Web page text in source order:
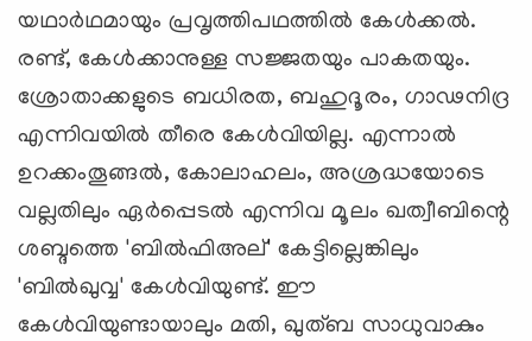
യഥാര്‍ഥമായും പ്രവൃത്തിപഥത്തില്‍ കേള്‍ക്കല്‍.
രണ്ട്, കേള്‍ക്കാനുള്ള സജ്ജതയും പാകതയും.
ശ്രോതാക്കളുടെ ബധിരത, ബഹുദൂരം, ഗാഢനിദ്ര
എന്നിവയില്‍ തീരെ കേള്‍വിയില്ല. എന്നാല്‍
ഉറക്കംതൂങ്ങല്‍, കോലാഹലം, അശ്രദ്ധയോടെ
വല്ലതിലും ഏര്‍പ്പെടല്‍ എന്നിവ മൂലം ഖത്വീബിന്റെ
ശബ്ദത്തെ 'ബില്‍ഫിഅല്' കേട്ടില്ലെങ്കിലും
'ബില്‍ഖുവ്വ' കേള്‍വിയുണ്ട്. ഈ
കേള്‍വിയുണ്ടായാലും മതി, ഖുത്ബ സാധുവാകും